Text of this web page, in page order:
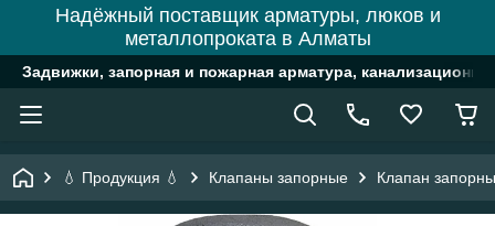
Надёжный поставщик арматуры, люков и
металлопроката в Алматы
Задвижки, запорная и пожарная арматура,
💧 Продукция 💧 Клапаны запорные Клапан